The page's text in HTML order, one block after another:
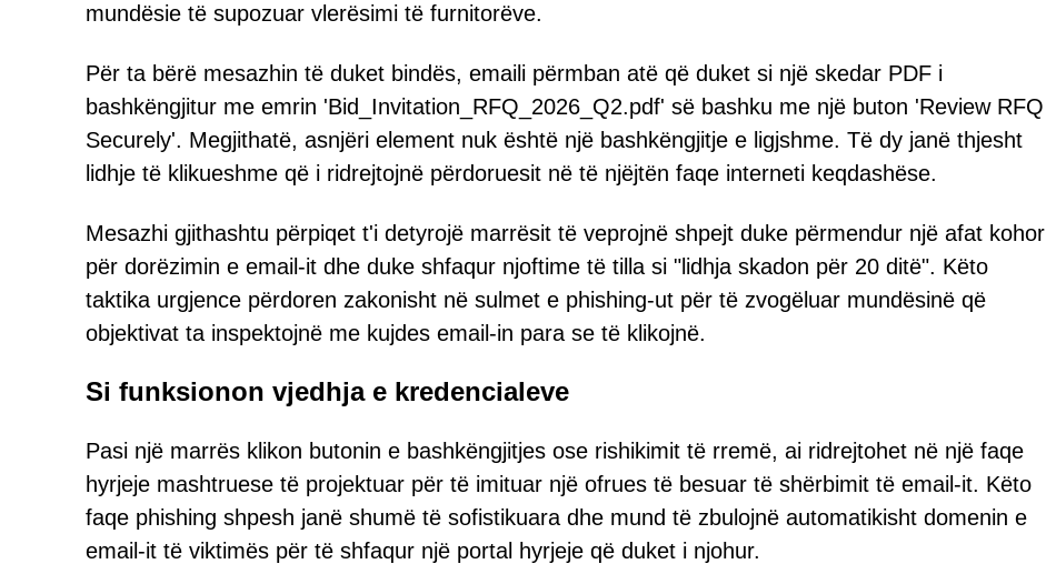
mundësie të supozuar vlerësimi të furnitorëve.
Për ta bërë mesazhin të duket bindës, emaili përmban atë që duket si një skedar PDF i
bashkëngjitur me emrin 'Bid_Invitation_RFQ_2026_Q2.pdf' së bashku me një buton 'Review RFQ
Securely'. Megjithatë, asnjëri element nuk është një bashkëngjitje e ligjshme. Të dy janë thjesht
lidhje të klikueshme që i ridrejtojnë përdoruesit në të njëjtën faqe interneti keqdashëse.
Mesazhi gjithashtu përpiqet t'i detyrojë marrësit të veprojnë shpejt duke përmendur një afat kohor
për dorëzimin e email-it dhe duke shfaqur njoftime të tilla si "lidhja skadon për 20 ditë". Këto
taktika urgjence përdoren zakonisht në sulmet e phishing-ut për të zvogëluar mundësinë që
objektivat ta inspektojnë me kujdes email-in para se të klikojnë.
Si funksionon vjedhja e kredencialeve
Pasi një marrës klikon butonin e bashkëngjitjes ose rishikimit të rremë, ai ridrejtohet në një faqe
hyrjeje mashtruese të projektuar për të imituar një ofrues të besuar të shërbimit të email-it. Këto
faqe phishing shpesh janë shumë të sofistikuara dhe mund të zbulojnë automatikisht domenin e
email-it të viktimës për të shfaqur një portal hyrjeje që duket i njohur.